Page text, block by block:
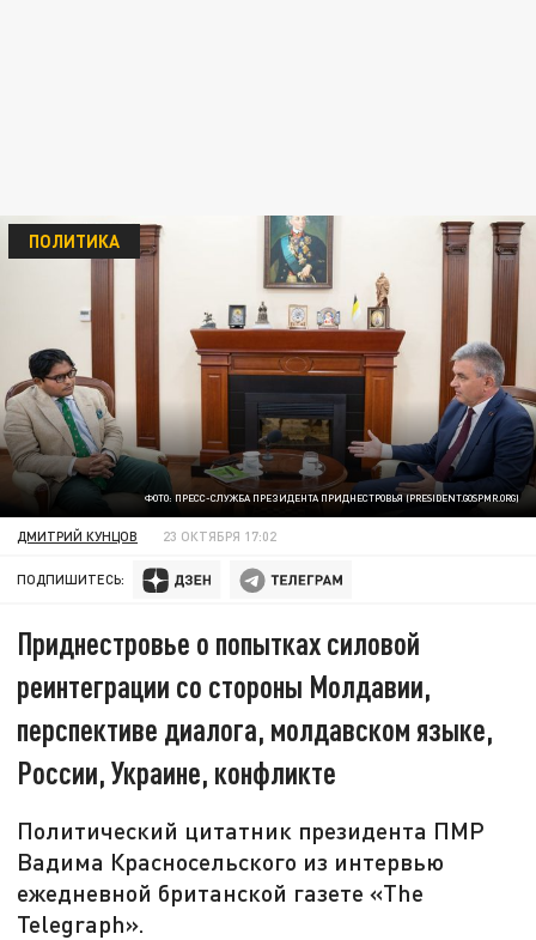
ФОТО: ПРЕСС-СЛУЖБА ПРЕЗИДЕНТА ПРИДНЕСТРОВЬЯ (PRESIDENT.GOSPMR.ORG)
ПОЛИТИКА
ДМИТРИЙ КУНЦОВ 23 ОКТЯБРЯ 17:02
ПОДПИШИТЕСЬ:
Приднестровье о попытках силовой
реинтеграции со стороны Молдавии,
перспективе диалога, молдавском языке,
России, Украине, конфликте
Политический цитатник президента ПМР
Вадима Красносельского из интервью
ежедневной британской газете «The
Telegraph».